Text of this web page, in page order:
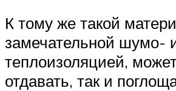
К тому же такой
замечательной шумо-
теплоизоляцией,
отдавать, так и